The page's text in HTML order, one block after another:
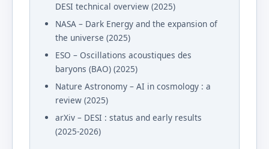
DESI technical overview (2025)
NASA – Dark Energy and the expansion of
the universe (2025)
ESO – Oscillations acoustiques des
baryons (BAO) (2025)
Nature Astronomy – AI in cosmology : a
review (2025)
arXiv – DESI : status and early results
(2025-2026)